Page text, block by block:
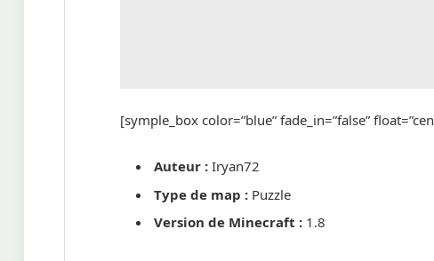
[symple_box color=”blue” fade_in=”false”
Auteur :Iryan72
Type de map : Puzzle
Version de Minecraft : 1.8